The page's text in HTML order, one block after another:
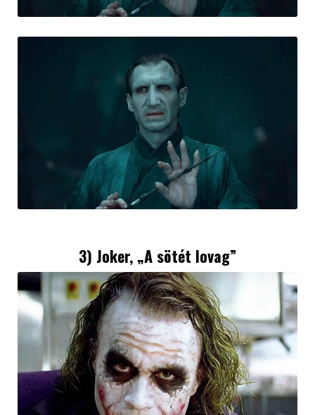
3) Joker, „A sötét lovag”